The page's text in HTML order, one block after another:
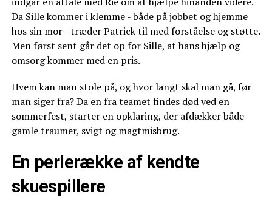
Da Sille kommer i klemme - både på jobbet og hjemme
hos sin mor - træder Patrick til med forståelse og støtte.
Men først sent går det op for Sille, at hans hjælp og
omsorg kommer med en pris.
Hvem kan man stole på, og hvor langt skal man gå, før
man siger fra? Da en fra teamet findes død ved en
sommerfest, starter en opklaring, der afdækker både
gamle traumer, svigt og magtmisbrug.
En perlerække af kendte
skuespillere